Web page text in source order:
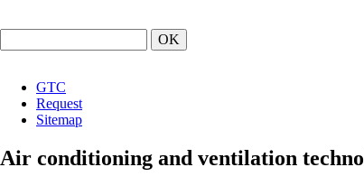
menu
GTC
Request
Sitemap
Air conditioning and ventilation